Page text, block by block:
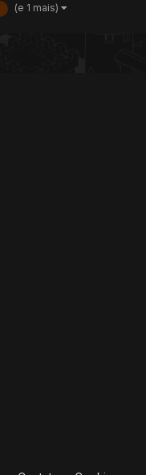
- Market System
(e 1 mais)